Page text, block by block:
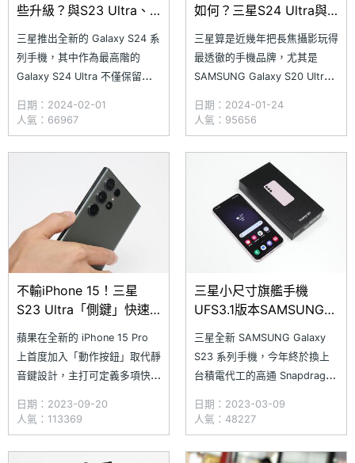
些升級？與S23 Ultra、
S22 Ultra開箱比較
三星推出全新的 Galaxy S24 系
列手機，其中作為最高階的
Galaxy S24 Ultra 不僅保留
Pen 的設計元素，這次更是改用
平面螢幕設計，並且首度加入鈦
金屬邊框，以及最新的康寧大猩
猩 Armor 玻璃。究竟三星
Galaxy S24 Ultra
日期：2024-02-01
人氣：66967
如何？三星S24 Ultra與
S23 Ultra長焦相機比較
三星算是近幾年把長焦攝影玩得
最透徹的手機品牌，尤其是
SAMSUNG Galaxy S20 Ultra
高上限的 100x 數位變焦模式，
更是成功替後續 S21 Ultra、
S22 Ultra 與 S23 Ultra 的長焦
攝影打下良好基礎。但隨著全新
日期：2024-01-24
人氣：95656
不輸iPhone 15！三星
S23 Ultra「側鍵」快速
蘋果在全新的 iPhone 15 Pro
上首度加入「動作按鈕」取代靜
音鍵設計，主打可定義多項快捷
說是個很不得了的創新功能，但
其實三星手機早就有類似的設
計，那便是將電源鍵與智慧助理
日期：2023-09-20
人氣：113369
三星小尺寸旗艦手機
UFS3.1版本SAMSUNG
三星全新 SAMSUNG Galaxy
S23 系列手機，今年終於換上
台積電代工的高通 Snapdragon
台，其中 Galaxy S23 Ultra 跑
分評測也獲得不錯的成績。只不
過在全系列當中，僅有最入門的
日期：2023-03-09
人氣：48227